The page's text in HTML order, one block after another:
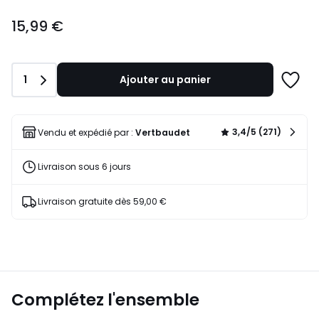
€.
15,99 €
Quantité
1 Ajouter au panier
liste
Vendu et expédié par : Vertbaudet 3,4/5 (271)
Livraison sous 6 jours
Livraison gratuite dès 59,00 €
Complétez l'ensemble